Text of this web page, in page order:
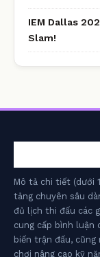
IEM Dallas
Slam!
Mô tả chi tiết (dưới
tảng chuyên sâu
đủ lịch thi đấu các
cung cấp bình luận
biến trận đấu,
chơi nâng cao kỹ